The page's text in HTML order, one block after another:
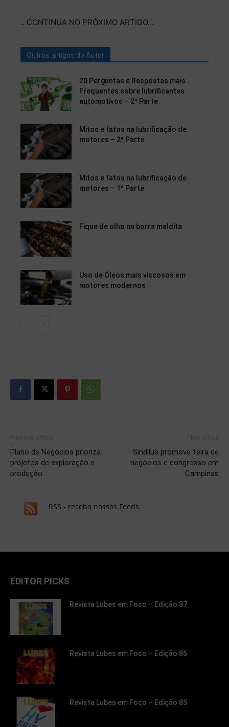
…CONTINUA NO PRÓXIMO ARTIGO…
Outros artigos do Autor
20 Perguntas e Respostas mais
Frequentes sobre lubrificantes
automotivos – 2ª Parte
Mitos e fatos na lubrificação de
motores – 2ª Parte
Mitos e fatos na lubrificação de
motores – 1ª Parte
Fique de olho na borra maldita
Uso de Óleos mais viscosos em
motores modernos
Plano de Negócios prioriza
projetos de exploração e
produção
Sindilub promove feira de
negócios e congresso em
Campinas
RSS - receba nossos Feeds
EDITOR PICKS
Revista Lubes em Foco – Edição 87
Revista Lubes em Foco – Edição 86
Revista Lubes em Foco – Edição 85